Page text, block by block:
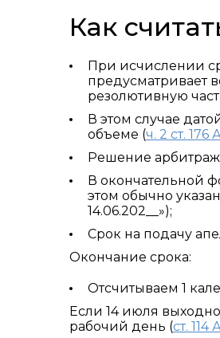
Как
При исчислении
предусматривает
резолютивную
В этом случае
объеме (ч. 2 ст. 176
Решение
В окончательной
этом обычно
14.06.202__»);
Срок на подачу
Окончание срока:
Отсчитываем 1
Если 14 июля
рабочий день (ст.